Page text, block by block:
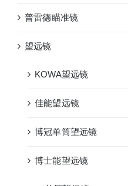
普雷德瞄准镜
望远镜
KOWA望远镜
佳能望远镜
博冠单筒望远镜
博士能望远镜